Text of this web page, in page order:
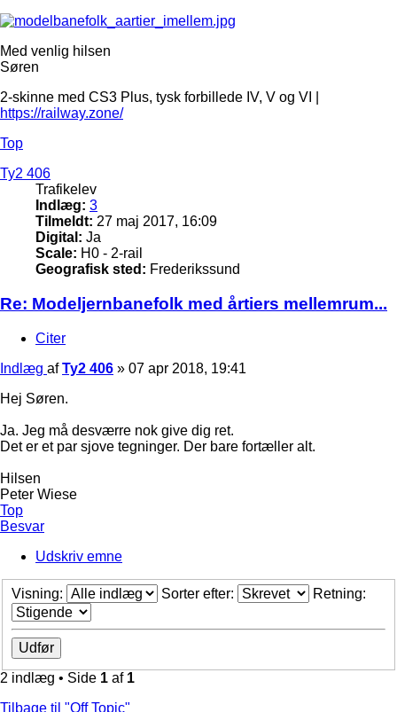
Med venlig hilsen
Søren
2-skinne med CS3 Plus, tysk forbillede IV, V og VI |
https://railway.zone/
Top
Ty2 406
Trafikelev
Indlæg: 3
Tilmeldt: 27 maj 2017, 16:09
Digital: Ja
Scale: H0 - 2-rail
Geografisk sted: Frederikssund
Re: Modeljernbanefolk med årtiers mellemrum...
Citer
Indlæg afTy2 406 » 07 apr 2018, 19:41
Hej Søren.
Ja. Jeg må desværre nok give dig ret.
Det er et par sjove tegninger. Der bare fortæller alt.
Hilsen
Peter Wiese
Top
Besvar
Udskriv emne
Visning: Sorter efter: Retning:
2 indlæg • Side 1 af 1
Tilbage til "Off Topic"